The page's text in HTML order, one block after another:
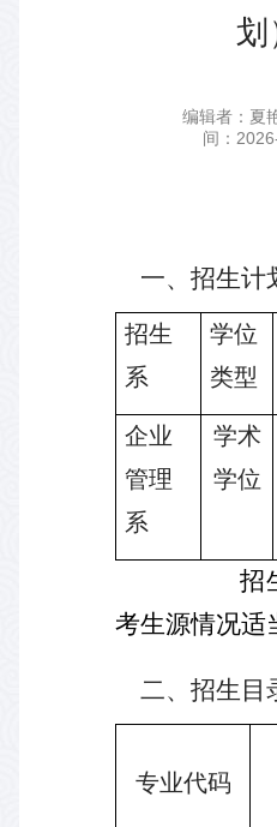
划
编辑者：夏
间：
一、招生计
招生
系
学位
类型
企业
管理
系
学术
学位
招生
考生源情况适
二、招生目
专业代码